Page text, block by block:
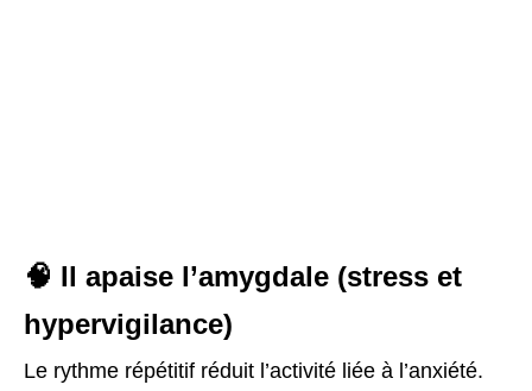
🧠 Il apaise l’amygdale (stress et
hypervigilance)
Le rythme répétitif réduit l’activité liée à l’anxiété.